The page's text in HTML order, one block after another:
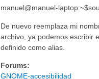
manuel@manuel-
De nuevo reemplaza mi
archivo, ya podemos escribir
definido como alias.
Forums:
GNOME-accesibilidad